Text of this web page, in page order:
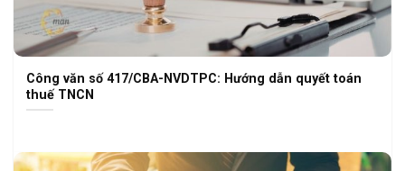
Công văn số 417/CBA-NVDTPC: Hướng dẫn quyết toán
thuế TNCN